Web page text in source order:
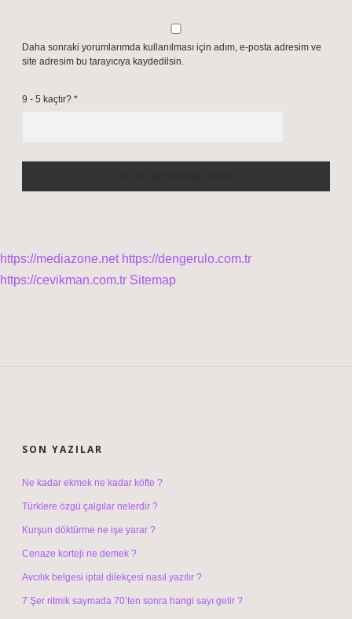
Daha sonraki yorumlarımda kullanılması için adım, e-posta adresim ve
site adresim bu tarayıcıya kaydedilsin.
9 - 5 kaçtır? *
https://mediazone.net https://dengerulo.com.tr
https://cevikman.com.tr Sitemap
SON YAZILAR
Ne kadar ekmek ne kadar köfte ?
Türklere özgü çalgılar nelerdir ?
Kurşun döktürme ne işe yarar ?
Cenaze korteji ne demek ?
Avcılık belgesi iptal dilekçesi nasıl yazılır ?
7 Şer ritmik saymada 70’ten sonra hangi sayı gelir ?